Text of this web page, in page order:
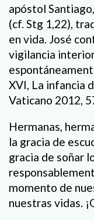
apóstol
(cf. Stg 1,22),
en vida. José
vigilancia
XVI, La infancia
Vaticano 2012,
Hermanas,
la gracia de
gracia de soñar
momento de
nuestras vidas.